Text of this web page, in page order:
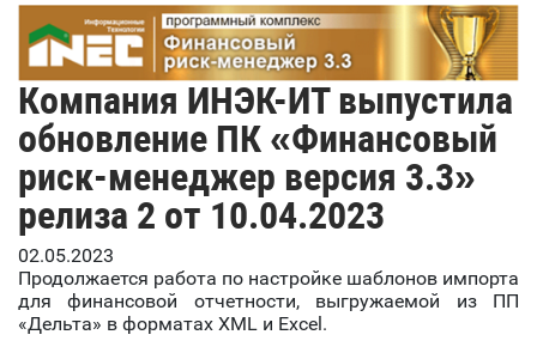
Компания ИНЭК-ИТ выпустила
обновление ПК «Финансовый
риск-менеджер версия 3.3»
релиза 2 от 10.04.2023
02.05.2023
Продолжается работа по настройке шаблонов импорта
для финансовой отчетности, выгружаемой из ПП
«Дельта» в форматах XML и Excel.